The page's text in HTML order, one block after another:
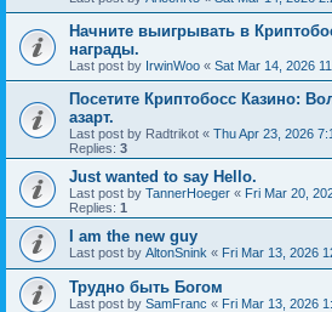
Начните выигрывать в
награды.
Last post by IrwinWoo « Sat Mar 14, 2026
Посетите Криптобосс Казино:
азарт.
Last post by Radtrikot « Thu Apr 23, 2026
Replies: 3
Just wanted to say Hello.
Last post by TannerHoeger « Fri Mar 20,
Replies: 1
I am the new guy
Last post by AltonSnink « Fri Mar 13, 2026
Трудно быть Богом
Last post by SamFranc « Fri Mar 13, 2026